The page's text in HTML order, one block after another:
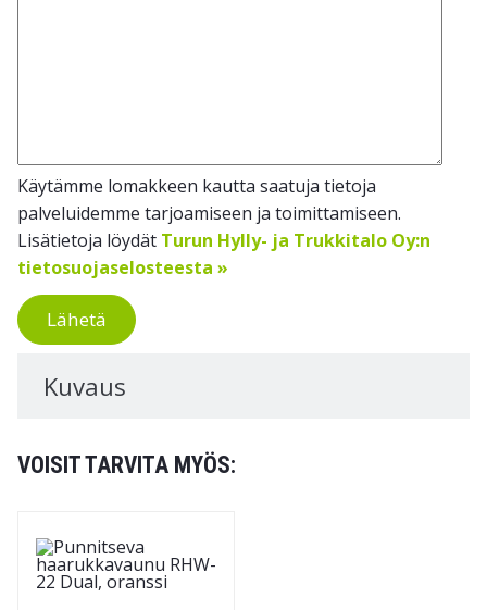
Käytämme lomakkeen kautta saatuja tietoja
palveluidemme tarjoamiseen ja toimittamiseen.
Lisätietoja löydät Turun Hylly- ja Trukkitalo Oy:n
tietosuojaselosteesta »
Lähetä
Kuvaus
VOISIT TARVITA MYÖS: